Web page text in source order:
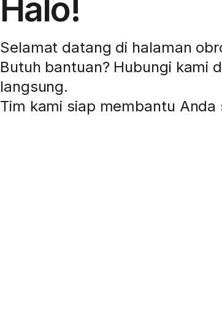
Halo!
Selamat datang di halaman
Butuh bantuan? Hubungi kami
langsung.
Tim kami siap membantu Anda